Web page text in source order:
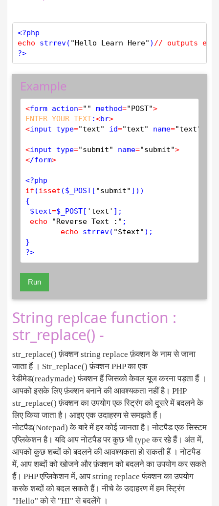
<?php
echo
strrev( "Hello Learn Here" ) // outputs
?>
Example
<form action="" method="POST">
ENTER YOUR TEXT:<br>
<input type="text" id="text" name="text"
<input type="submit" name="submit">
</form>
<?php
if (isset ($ _POST[ "submit" ]))
{
$text=$ _POST[ 'text' ];
echo
"Reverse Text :" ;
echo
strrev( "$text" );
?>
Run
String replcae function :
str_replace() -
str_replace() फ़ंक्शन string replace फ़ंक्शन के नाम से जाना
जाता हैं । Str_replace() फ़ंक्शन PHP का एक
रेडीमेड(readymade) फंक्शन हैं जिसको केवल यूज करना पड़ता हैं ।
आपको इसके लिए फ़ंक्शन बनाने की आवश्यकता नहीं है। PHP
str_replace() फ़ंक्शन का उपयोग एक स्ट्रिंग को दूसरे में बदलने के
लिए किया जाता है। आइए एक उदाहरण से समझते हैं।
नोटपैड(Notepad) के बारे में हर कोई जानता है। नोटपैड एक सिस्टम
एप्लिकेशन है। यदि आप नोटपैड पर कुछ भी type कर रहे हैं। अंत में,
आपको कुछ शब्दों को बदलने की आवश्यकता हो सकती हैं । नोटपैड
में, आप शब्दों को खोजने और फ़ंक्शन को बदलने का उपयोग कर सकते
हैं। PHP एप्लिकेशन में, आप string replace फंक्शन का उपयोग
करके शब्दों को बदल सकते हैं। नीचे के उदाहरण में हम स्ट्रिंग
"Hello" को से "HI" से बदलेंगे ।